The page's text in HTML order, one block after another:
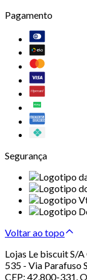
Pagamento
Segurança
Voltar ao topo
Lojas Le biscuit S/
535 - Via Parafuso
CEP: 42.800-331.